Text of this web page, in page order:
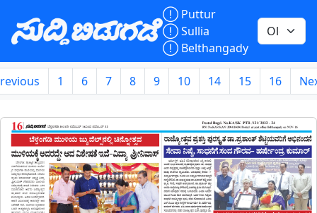
 Puttur
Sullia
 Belthangady
1 6 7 8 9 10 14 15 16